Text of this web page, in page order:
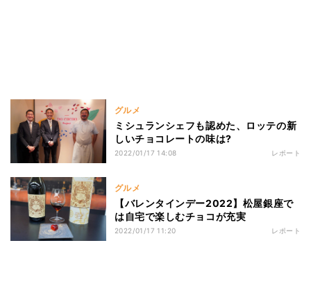
グルメ
ミシュランシェフも認めた、ロッテの新
しいチョコレートの味は?
2022/01/17 14:08 レポート
グルメ
【バレンタインデー2022】松屋銀座で
は自宅で楽しむチョコが充実
2022/01/17 11:20 レポート